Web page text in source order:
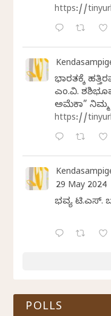
https://
ಭಾರತಕ್ಕೆ
ಎಂ.ವಿ.
ಅಮೆರಿಕಾ”
https://
29 May 2024
ಭವ್ಯ ಟಿ.ಎಸ್.
POLLS